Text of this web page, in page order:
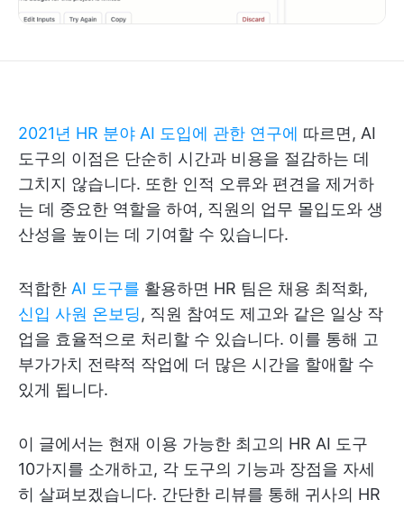
2021년 HR 분야 AI 도입에 관한 연구에 따르면, AI
도구의 이점은 단순히 시간과 비용을 절감하는 데
그치지 않습니다. 또한 인적 오류와 편견을 제거하
는 데 중요한 역할을 하여, 직원의 업무 몰입도와 생
산성을 높이는 데 기여할 수 있습니다.
적합한 AI 도구를 활용하면 HR 팀은 채용 최적화,
신입 사원 온보딩, 직원 참여도 제고와 같은 일상 작
업을 효율적으로 처리할 수 있습니다. 이를 통해 고
부가가치 전략적 작업에 더 많은 시간을 할애할 수
있게 됩니다.
이 글에서는 현재 이용 가능한 최고의 HR AI 도구
10가지를 소개하고, 각 도구의 기능과 장점을 자세
히 살펴보겠습니다. 간단한 리뷰를 통해 귀사의 HR